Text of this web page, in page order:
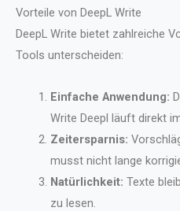
Vorteile von DeepL Write
DeepL Write bietet zahlreiche
Tools unterscheiden:
Einfache Anwendung:
Write Deepl läuft direkt
Zeitersparnis:
musst nicht lange
Natürlichkeit: Texte
zu lesen.